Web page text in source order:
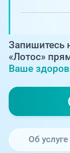
+7
Запишитесь
«Лотос»
Ваше
Об услуге